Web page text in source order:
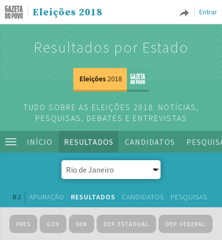
Entrar
Eleições 2018
Resultados por Estado
TUDO SOBRE AS ELEIÇÕES 2018: NOTÍCIAS,
PESQUISAS, DEBATES E ENTREVISTAS
INÍCIO RESULTADOS CANDIDATOS
RJ APURAÇÃO RESULTADOS CANDIDATOS PESQUISAS
PRES GOV SEN DEP. ESTADUAL DEP. FEDERAL